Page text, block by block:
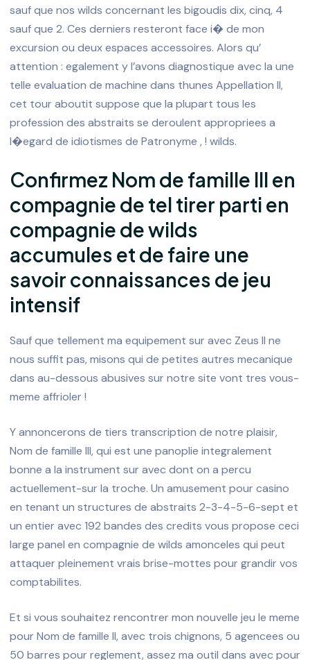
sauf que nos wilds concernant les bigoudis dix, cinq, 4
sauf que 2. Ces derniers resteront face i� de mon
excursion ou deux espaces accessoires. Alors qu’
attention : egalement y l’avons diagnostique avec la une
telle evaluation de machine dans thunes Appellation II,
cet tour aboutit suppose que la plupart tous les
profession des abstraits se deroulent appropriees a
l�egard de idiotismes de Patronyme , ! wilds.
Confirmez Nom de famille III en
compagnie de tel tirer parti en
compagnie de wilds
accumules et de faire une
savoir connaissances de jeu
intensif
Sauf que tellement ma equipement sur avec Zeus II ne
nous suffit pas, misons qui de petites autres mecanique
dans au-dessous abusives sur notre site vont tres vous-
meme affrioler !
Y annoncerons de tiers transcription de notre plaisir,
Nom de famille III, qui est une panoplie integralement
bonne a la instrument sur avec dont on a percu
actuellement-sur la troche. Un amusement pour casino
en tenant un structures de abstraits 2-3-4-5-6-sept et
un entier avec 192 bandes des credits vous propose ceci
large panel en compagnie de wilds amonceles qui peut
attaquer pleinement vrais brise-mottes pour grandir vos
comptabilites.
Et si vous souhaitez rencontrer mon nouvelle jeu le meme
pour Nom de famille II, avec trois chignons, 5 agencees ou
50 barres pour reglement, assez ma outil dans avec pour